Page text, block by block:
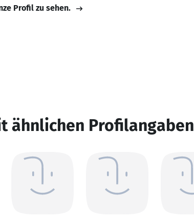
Profil zu sehen.
ähnlichen Profilangaben